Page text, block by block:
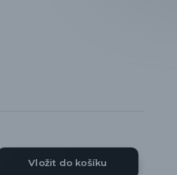
Vložit do košíku